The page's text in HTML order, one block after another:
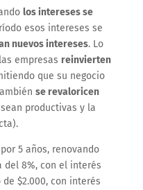
los intereses se
esos intereses se
nuevos intereses. Lo
empresas reinvierten
que su negocio
se revaloricen
productivas y la
5 años, renovando
del 8%, con el interés
$2.000, con interés